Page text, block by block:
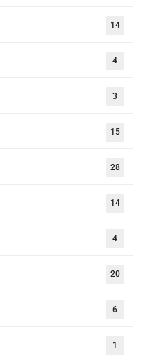
14
4
3
15
28
14
4
20
6
1